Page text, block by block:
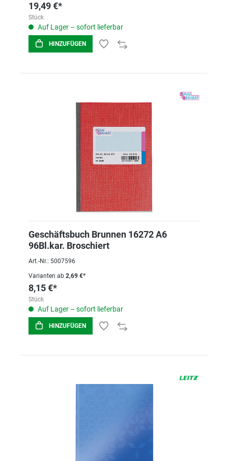
19,49 €*
Stück
Auf Lager – sofort lieferbar
HINZUFÜGEN
Geschäftsbuch Brunnen 16272 A6
96Bl.kar. Broschiert
Art.-Nr.: 5007596
Varianten ab 2,69 €*
8,15 €*
Stück
Auf Lager – sofort lieferbar
HINZUFÜGEN